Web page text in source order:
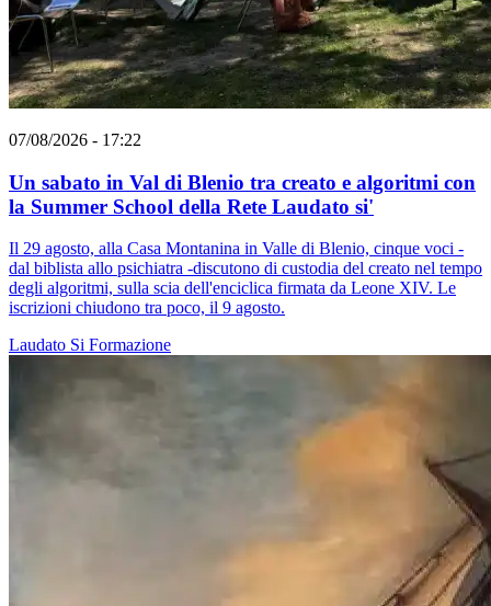
07/08/2026 - 17:22
Un sabato in Val di Blenio tra creato e algoritmi con
la Summer School della Rete Laudato si'
Il 29 agosto, alla Casa Montanina in Valle di Blenio, cinque voci -
dal biblista allo psichiatra -discutono di custodia del creato nel tempo
degli algoritmi, sulla scia dell'enciclica firmata da Leone XIV. Le
iscrizioni chiudono tra poco, il 9 agosto.
Laudato Si Formazione